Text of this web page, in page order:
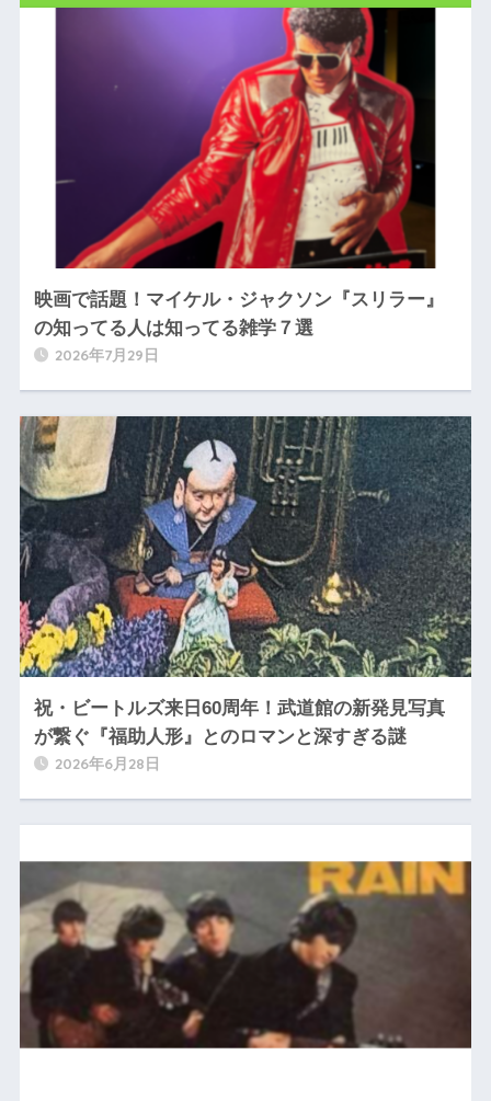
映画で話題！マイケル・ジャクソン『スリラー』
の知ってる人は知ってる雑学７選
2026年7月29日
祝・ビートルズ来日60周年！武道館の新発見写真
が繋ぐ『福助人形』とのロマンと深すぎる謎
2026年6月28日